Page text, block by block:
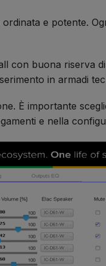
e potente.
con buona riserva
in armadi
È importante
e nella